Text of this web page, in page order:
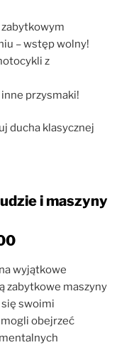
– wstęp wolny!
z
inne przysmaki!
ducha klasycznej
i maszyny
wyjątkowe
zabytkowe maszyny
swoimi
obejrzeć